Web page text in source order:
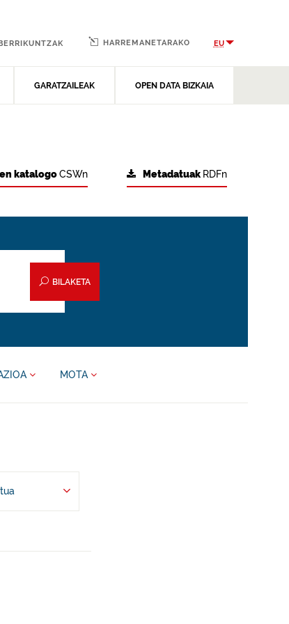
GARATZAILEAK OPEN DATA BIZKAIA
HARREMANETARAKO EU
Metadatuak RDFn
katalogoCSWn
BILAKETA
MOTA